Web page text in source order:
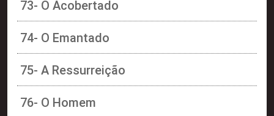
73- O Acobertado
74- O Emantado
75- A Ressurreição
76- O Homem